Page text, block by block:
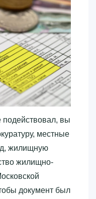
вы
местные
жилищную
жилищно-
документ был